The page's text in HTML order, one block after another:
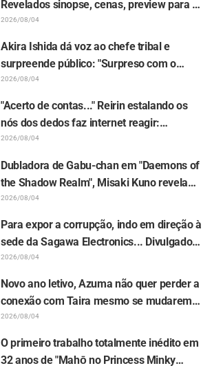
Revelados sinopse, cenas, preview para a
WEB e pôsteres do episódio 5 do anime "I
Want to Love You Till Your Dying Day"
2026/08/04
Akira Ishida dá voz ao chefe tribal e
surpreende público: "Surpreso com o
papel de vovô" "A voz de um idoso gentil
também ficou ótima" / Episódio 6 do
anime "Jaadugar: A Witch in Mongolia"
2026/08/04
"Acerto de contas..." Reirin estalando os
nós dos dedos faz internet reagir:
"Totalmente marombeira kkkk" "Olha a
2026/08/04
Dubladora de Gabu-chan em "Daemons of
the Shadow Realm", Misaki Kuno revela
bastidores de sua "atuação de alma" no
episódio 17: "Meu corpo inteiro tremia e
acabei chorando..."
2026/08/04
Para expor a corrupção, indo em direção à
sede da Sagawa Electronics... Divulgados
a sinopse, os cortes de cena e o visual do
episódio 5 de "The Ghost in the Shell"
2026/08/04
Novo ano letivo, Azuma não quer perder a
conexão com Taira mesmo se mudarem
de turma... Divulgados a sinopse e os
cortes de cena do episódio 18 de "You and
I Are Polar Opposites"
2026/08/04
O primeiro trabalho totalmente inédito em
32 anos de "Mahō no Princess Minky